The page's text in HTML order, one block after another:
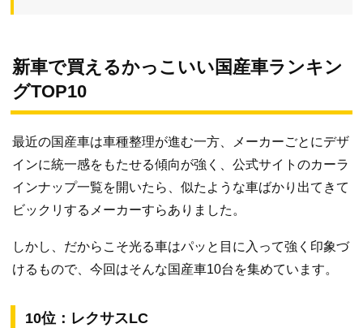
新車で買えるかっこいい国産車ランキン
グTOP10
最近の国産車は車種整理が進む一方、メーカーごとにデザ
インに統一感をもたせる傾向が強く、公式サイトのカーラ
インナップ一覧を開いたら、似たような車ばかり出てきて
ビックリするメーカーすらありました。
しかし、だからこそ光る車はパッと目に入って強く印象づ
けるもので、今回はそんな国産車10台を集めています。
10位：レクサスLC